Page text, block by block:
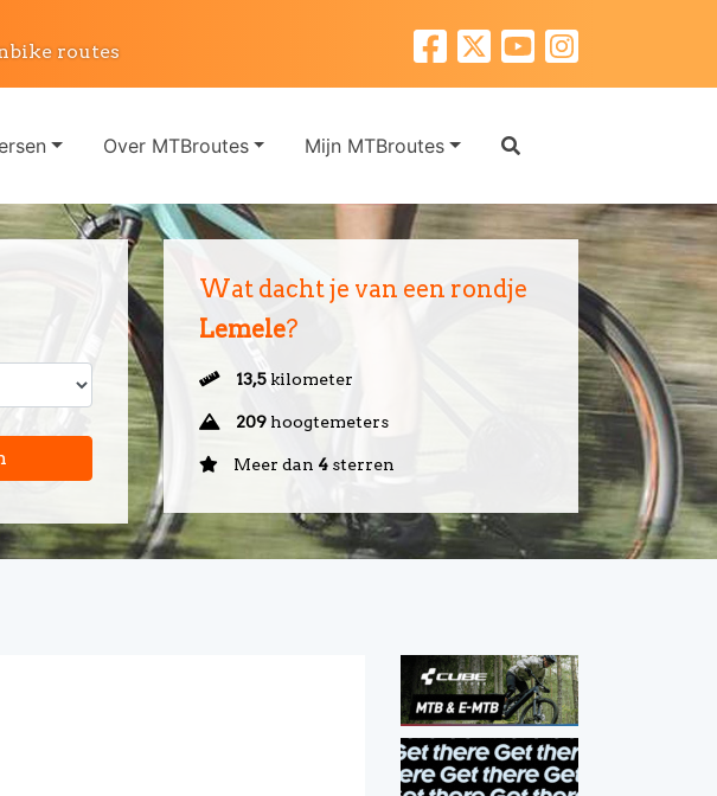
routes
Over MTBroutes Mijn MTBroutes
Wat dacht je van een rondje
Lemele?
13,5kilometer
209hoogtemeters
Meer dan 4 sterren